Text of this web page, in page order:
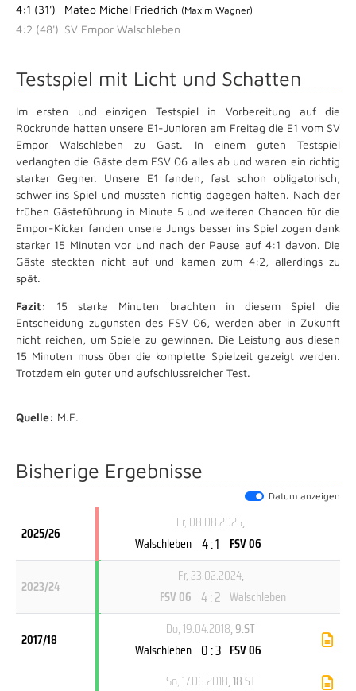
4:1 (31')
Mateo Michel Friedrich (Maxim Wagner)
4:2 (48') SV Empor Walschleben
Testspiel mit Licht und Schatten
Im ersten und einzigen Testspiel in Vorbereitung auf die
Rückrunde hatten unsere E1-Junioren am Freitag die E1 vom SV
Empor Walschleben zu Gast. In einem guten Testspiel
verlangten die Gäste dem FSV 06 alles ab und waren ein richtig
starker Gegner. Unsere E1 fanden, fast schon obligatorisch,
schwer ins Spiel und mussten richtig dagegen halten. Nach der
frühen Gästeführung in Minute 5 und weiteren Chancen für die
Empor-Kicker fanden unsere Jungs besser ins Spiel zogen dank
starker 15 Minuten vor und nach der Pause auf 4:1 davon. Die
Gäste steckten nicht auf und kamen zum 4:2, allerdings zu
spät.
Fazit: 15 starke Minuten brachten in diesem Spiel die
Entscheidung zugunsten des FSV 06, werden aber in Zukunft
nicht reichen, um Spiele zu gewinnen. Die Leistung aus diesen
15 Minuten muss über die komplette Spielzeit gezeigt werden.
Trotzdem ein guter und aufschlussreicher Test.
Quelle: M.F.
Bisherige Ergebnisse
Datum anzeigen
2025/26
Fr, 08.08.2025,
Walschleben 4 : 1 FSV 06
2023/24
Fr, 23.02.2024,
FSV 06 4 : 2 Walschleben
2017/18
Do, 19.04.2018, 9.ST
Walschleben 0 : 3 FSV 06
So, 17.06.2018, 18.ST